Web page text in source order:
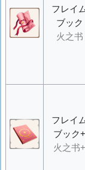
フレイ
ブック
火之书
フレイ
ブック+
火之书+